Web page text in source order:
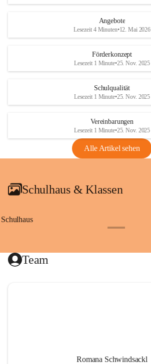
Angebote
Lesezeit 4 Minuten•12. Mai 2026
Förderkonzept
Lesezeit 1 Minute•25. Nov. 2025
Schulqualität
Lesezeit 1 Minute•25. Nov. 2025
Vereinbarungen
Lesezeit 1 Minute•25. Nov. 2025
Alle Artikel sehen
Schulhaus & Klassen
Schulhaus
Team
Romana Schwindsackl